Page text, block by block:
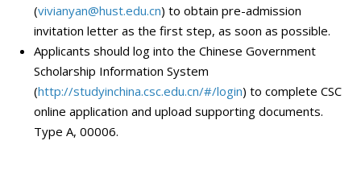
(vivianyan@hust.edu.cn) to obtain pre-admission
invitation letter as the first step, as soon as possible.
Applicants should log into the Chinese Government
Scholarship Information System
(http://studyinchina.csc.edu.cn/#/login) to complete CSC
online application and upload supporting documents.
Type A, 00006.